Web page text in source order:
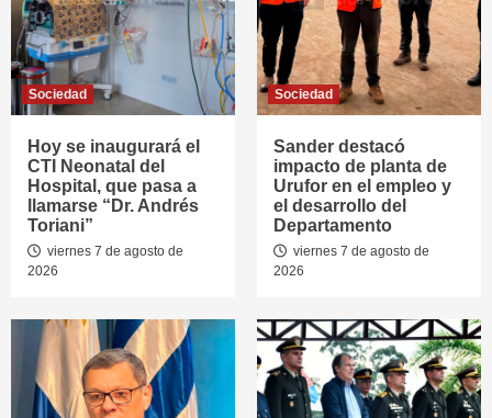
Sociedad
Hoy se inaugurará el
CTI Neonatal del
Hospital, que pasa a
llamarse “Dr. Andrés
Toriani”
viernes 7 de agosto de
2026
Sociedad
Sander destacó
impacto de planta de
Urufor en el empleo y
el desarrollo del
Departamento
viernes 7 de agosto de
2026